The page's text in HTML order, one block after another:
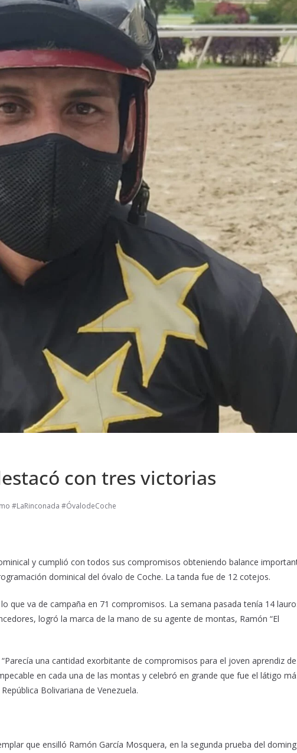
con tres victorias
#LaRinconada #ÓvalodeCoche
y cumplió con todos sus compromisos obteniendo balance
dominical del óvalo de Coche. La tanda fue de 12 cotejos.
que va de campaña en 71 compromisos. La semana pasada tenía 14
logró la marca de la mano de su agente de montas, Ramón “El
una cantidad exorbitante de compromisos para el joven aprendiz de
en cada una de las montas y celebró en grande que fue el látigo
Bolivariana de Venezuela.
que ensilló Ramón García Mosquera, en la segunda prueba del